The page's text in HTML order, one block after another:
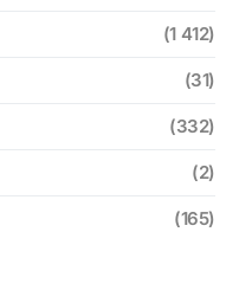
(1 412)
(31)
(332)
(2)
(165)